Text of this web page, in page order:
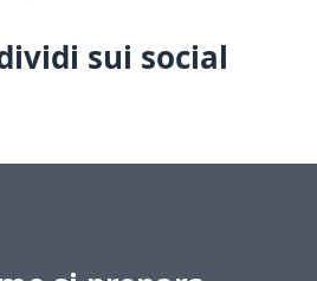
sui social